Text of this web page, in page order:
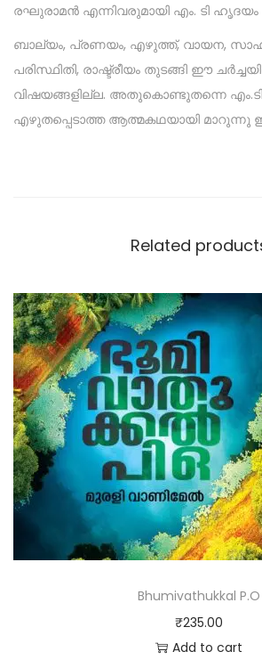
രഘുരാമൻ എന്നിവരുമായി എം. ടി
ബാല്യം, പ്രണയം, എഴുത്ത്, വായന,
പരിസ്ഥിതി, രാഷ്ട്രീയം തുടങ്ങി ഈ
വിഷയങ്ങളില്ല. അതുകൊണ്ടുതന്നെ
എഴുതപ്പെടാത്ത ആത്മകഥയായി
Related
Bhumivathukkal P.O
₹235.00
Add to cart